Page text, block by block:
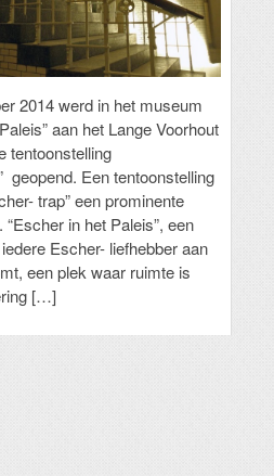
2014 werd in het museum
aan het Lange Voorhout
tentoonstelling
geopend. Een tentoonstelling
trap” een prominente
in het Paleis”, een
Escher- liefhebber aan
een plek waar ruimte is
[…]